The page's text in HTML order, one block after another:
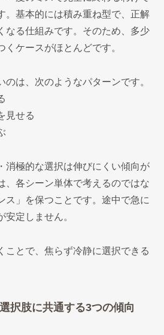
。基本的には積み重ね型で、正解
なる仕組みです。そのため、多少
ケースがほとんどです。
のは、次のようなパターンです。
見せる
消極的な選択は伸びにくい傾向が
、各シーン単体で考えるのではな
ス」を保つことです。途中で急に
定しません。
ことで、焦らず冷静に選択できる
択肢に共通する3つの傾向